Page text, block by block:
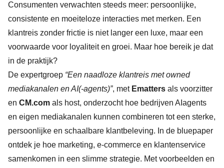
Consumenten verwachten steeds meer: persoonlijke,
consistente en moeiteloze interacties met merken. Een
klantreis zonder frictie is niet langer een luxe, maar een
voorwaarde voor loyaliteit en groei. Maar hoe bereik je dat
in de praktijk?
De expertgroep “Een naadloze klantreis met owned
mediakanalen en AI(-agents)”, met Ematters als voorzitter
en CM.com als host, onderzocht hoe bedrijven AIagents
en eigen mediakanalen kunnen combineren tot een sterke,
persoonlijke en schaalbare klantbeleving. In de bluepaper
ontdek je hoe marketing, e-commerce en klantenservice
samenkomen in een slimme strategie. Met voorbeelden en